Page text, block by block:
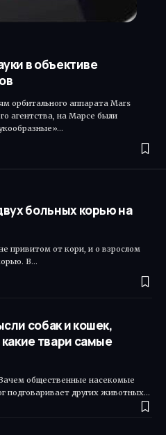
в объективе
орбитального аппарата Mars
агентства, на Марсе были
больных корью на
привитом от кори, и о взрослом
В…
собак и кошек,
твари самые
общественные насекомые
подговаривает других животных…